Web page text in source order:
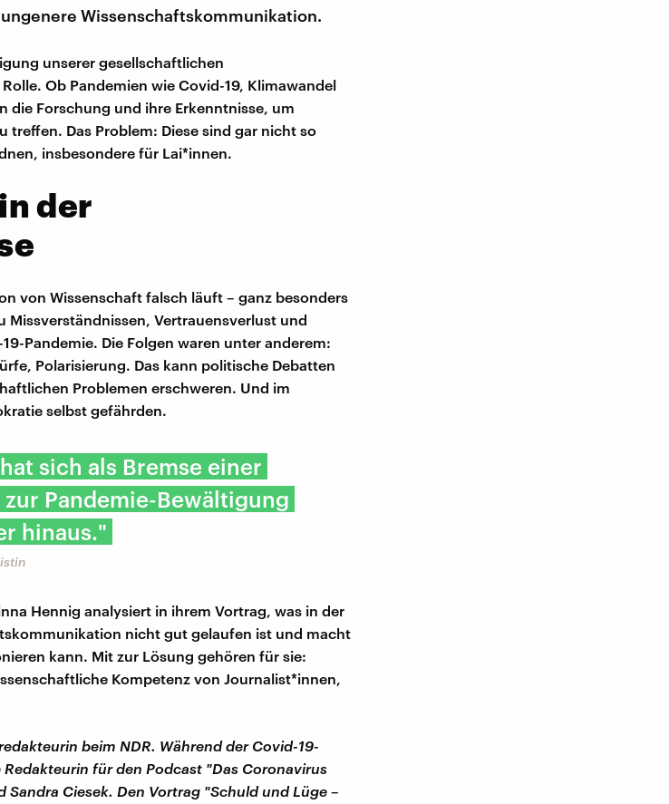
Wissenschaftskommunikation.
unserer gesellschaftlichen
Ob Pandemien wie Covid-19, Klimawandel
die Forschung und ihre Erkenntnisse, um
treffen. Das Problem: Diese sind gar nicht so
insbesondere für Lai*innen.
der
von Wissenschaft falsch läuft – ganz besonders
Missverständnissen, Vertrauensverlust und
Pandemie. Die Folgen waren unter anderem:
Polarisierung. Das kann politische Debatten
Problemen erschweren. Und im
selbst gefährden.
sich als Bremse einer
Pandemie-Bewältigung
hinaus."
Hennig analysiert in ihrem Vortrag, was in der
nicht gut gelaufen ist und macht
kann. Mit zur Lösung gehören für sie:
Kompetenz von Journalist*innen,
beim NDR. Während der Covid-19-
für den Podcast "Das Coronavirus
Ciesek. Den Vortrag "Schuld und Lüge –